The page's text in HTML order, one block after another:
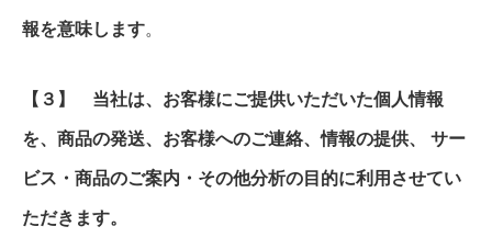
報を意味します。
【３】 当社は、お客様にご提供いただいた個人情報
を、商品の発送、お客様へのご連絡、情報の提供、 サー
ビス・商品のご案内・その他分析の目的に利用させてい
ただきます。